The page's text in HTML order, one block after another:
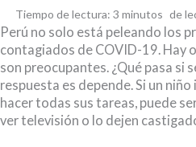
Tiempo de lectura: 3 minutos
Perú no solo está peleando los
contagiados de COVID-19. Hay
son preocupantes. ¿Qué pasa si
respuesta es depende. Si un
hacer todas sus tareas, puede
ver televisión o lo dejen